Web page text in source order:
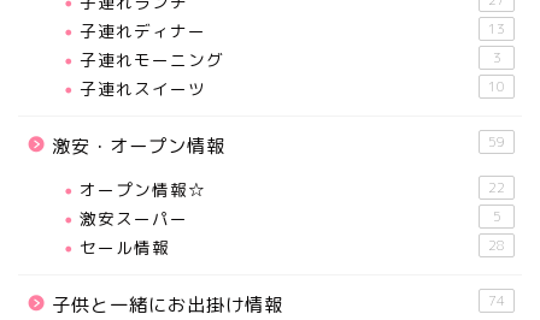
子連れディナー 13
子連れモーニング 3
子連れスイーツ 10
激安・オープン情報 59
オープン情報☆ 22
激安スーパー 5
セール情報 28
子供と一緒にお出掛け情報 74